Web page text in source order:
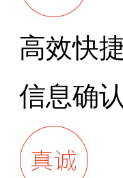
高效快
信息确